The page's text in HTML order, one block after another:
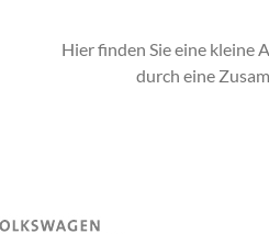
Hier finden Sie eine kleine
durch eine